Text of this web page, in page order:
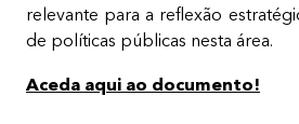
relevante para a reflexão
de políticas públicas nesta área.
Aceda aqui ao documento!